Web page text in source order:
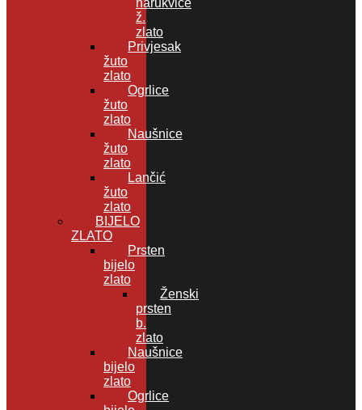
ž.
zlato
Privjesak
žuto
zlato
Ogrlice
žuto
zlato
Naušnice
žuto
zlato
Lančić
žuto
zlato
BIJELO
ZLATO
Prsten
bijelo
zlato
Ženski
prsten
b.
zlato
Naušnice
bijelo
zlato
Ogrlice